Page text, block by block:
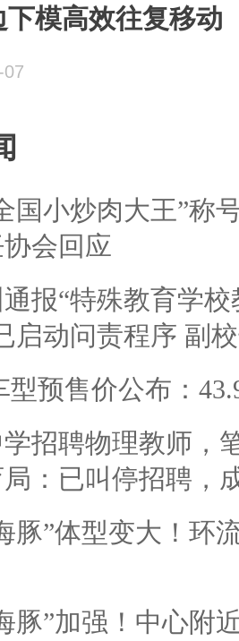
下模高效往复移动
07
国小炒肉大王”称
会回应
报“特殊教育学
启动问责程序 副
型预售价公布：
招聘物理教师，
：已叫停招聘，
豚”体型变大！环
豚”加强！中心附